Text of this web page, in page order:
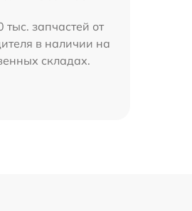
тыс. запчастей от
в наличии на
складах.